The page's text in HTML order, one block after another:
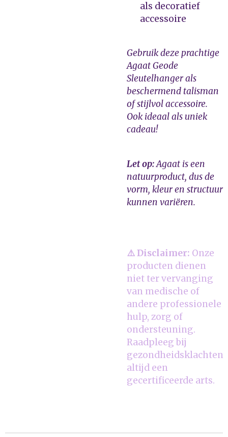
als decoratief
accessoire
Gebruik deze prachtige
Agaat Geode
Sleutelhanger als
beschermend talisman
of stijlvol accessoire.
Ook ideaal als uniek
cadeau!
Let op:Agaat is een
natuurproduct, dus de
vorm, kleur en structuur
kunnen variëren.
⚠️ Disclaimer: Onze
producten dienen
niet ter vervanging
van medische of
andere professionele
hulp, zorg of
ondersteuning.
Raadpleeg bij
gezondheidsklachten
altijd een
gecertificeerde arts.